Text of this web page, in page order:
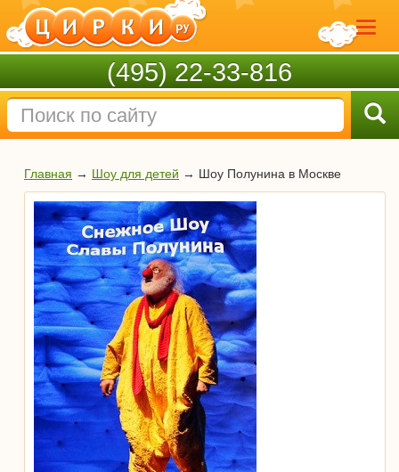
(495) 22-33-816
Главная → Шоу для детей → Шоу Полунина в Москве